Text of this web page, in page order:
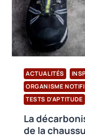
ACTUALITÉS
ORGANISME
TESTS D'APTITUDE
La
de la